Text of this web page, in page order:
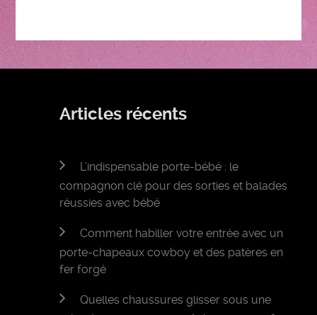
Articles récents
L’indispensable porte-bébé : le
compagnon clé pour des sorties et balades
réussies avec bébé
Comment habiller votre entrée avec un
porte-chapeaux cowboy et des patères en
fer forgé
Quelles chaussures glisser sous une